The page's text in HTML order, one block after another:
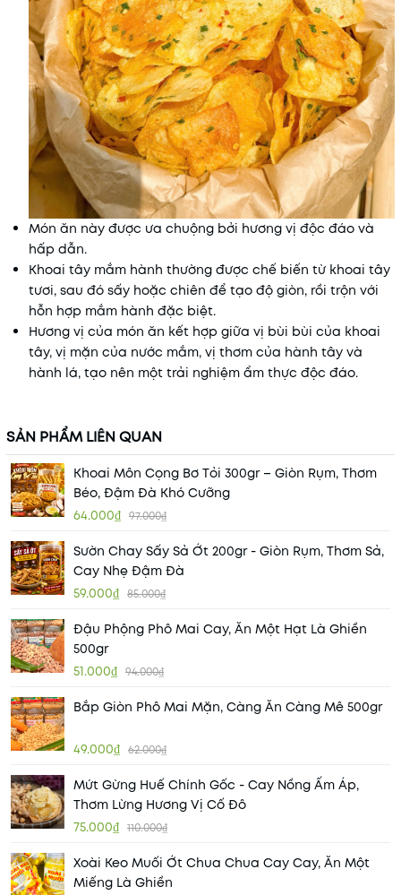
Món ăn này được ưa chuộng bởi hương vị độc đáo và
hấp dẫn.
Khoai tây mắm hành thường được chế biến từ khoai tây
tươi, sau đó sấy hoặc chiên để tạo độ giòn, rồi trộn với
hỗn hợp mắm hành đặc biệt.
Hương vị của món ăn kết hợp giữa vị bùi bùi của khoai
tây, vị mặn của nước mắm, vị thơm của hành tây và
hành lá, tạo nên một trải nghiệm ẩm thực độc đáo.
SẢN PHẨM LIÊN QUAN
Khoai Môn Cọng Bơ Tỏi 300gr – Giòn Rụm, Thơm
Béo, Đậm Đà Khó Cưỡng
64.000₫ 97.000₫
Sườn Chay Sấy Sả Ớt 200gr - Giòn Rụm, Thơm Sả,
Cay Nhẹ Đậm Đà
59.000₫ 85.000₫
Đậu Phộng Phô Mai Cay, Ăn Một Hạt Là Ghiền
500gr
51.000₫ 94.000₫
Bắp Giòn Phô Mai Mặn, Càng Ăn Càng Mê 500gr
49.000₫ 62.000₫
Mứt Gừng Huế Chính Gốc - Cay Nồng Ấm Áp,
Thơm Lừng Hương Vị Cố Đô
75.000₫ 110.000₫
Xoài Keo Muối Ớt Chua Chua Cay Cay, Ăn Một
Miếng Là Ghiền